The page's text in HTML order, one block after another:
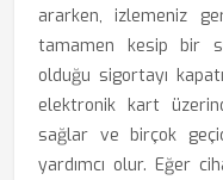
ararken, izlemeniz
tamamen kesip bir
olduğu sigortayı
elektronik kart
sağlar ve birçok
yardımcı olur. Eğer